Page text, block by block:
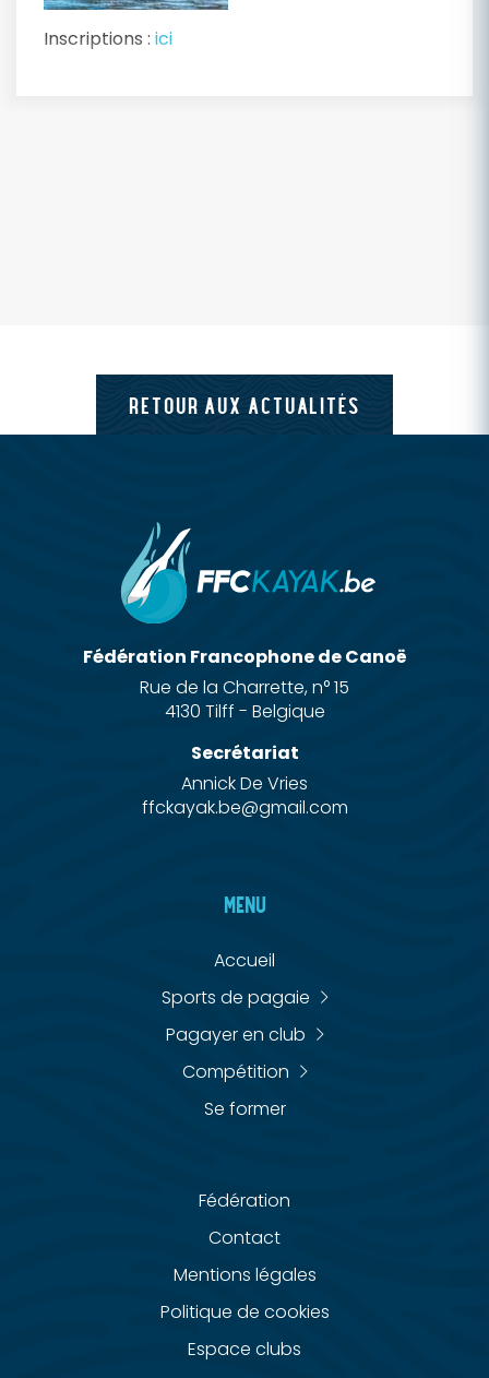
Inscriptions : ici
RETOUR AUX ACTUALITÉS
Fédération Francophone de Canoë
Rue de la Charrette, n° 15
4130 Tilff - Belgique
Secrétariat
Annick De Vries
ffckayak.be@gmail.com
MENU
Accueil
Sports de pagaie
Pagayer en club
Compétition
Se former
Fédération
Contact
Mentions légales
Politique de cookies
Espace clubs